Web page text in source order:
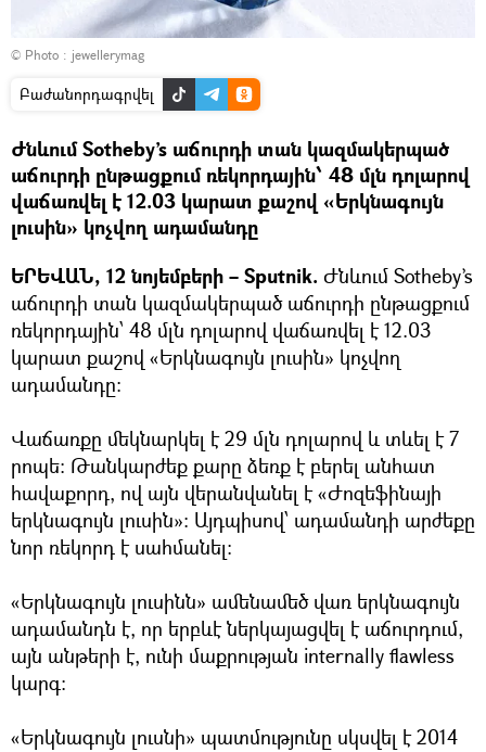
© Photo : jewellerymag
Բաժանորդագրվել
Ժնևում Sotheby’s աճուրդի տան կազմակերպած
աճուրդի ընթացքում ռեկորդային՝ 48 մլն դոլարով
վաճառվել է 12.03 կարատ քաշով «Երկնագույն
լուսին» կոչվող ադամանդը
ԵՐԵՎԱՆ, 12 նոյեմբերի – Sputnik. Ժնևում Sotheby’s
աճուրդի տան կազմակերպած աճուրդի ընթացքում
ռեկորդային՝ 48 մլն դոլարով վաճառվել է 12.03
կարատ քաշով «Երկնագույն լուսին» կոչվող
ադամանդը:
Վաճառքը մեկնարկել է 29 մլն դոլարով և տևել է 7
րոպե: Թանկարժեք քարը ձեռք է բերել անհատ
հավաքորդ, ով այն վերանվանել է «Ժոզեֆինայի
երկնագույն լուսին»։ Այդպիսով՝ ադամանդի արժեքը
նոր ռեկորդ է սահմանել։
«Երկնագույն լուսինն» ամենամեծ վառ երկնագույն
ադամանդն է, որ երբևէ ներկայացվել է աճուրդում,
այն անթերի է, ունի մաքրության internally flawless
կարգ։
«Երկնագույն լուսնի» պատմությունը սկսվել է 2014